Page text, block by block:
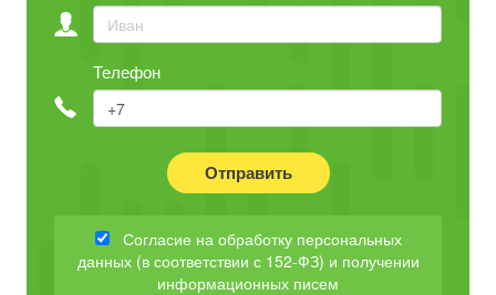
Телефон
Отправить
Согласие на обработку персональных
данных (в соответствии с 152-ФЗ) и получении
информационных писем